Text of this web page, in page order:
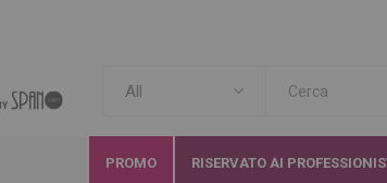
PROMO RISERVATO AI